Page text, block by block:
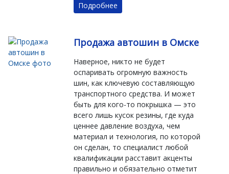
Подробнее
Продажа автошин в Омске
Наверное, никто не будет
оспаривать огромную важность
шин, как ключевую составляющую
транспортного средства. И может
быть для кого-то покрышка — это
всего лишь кусок резины, где куда
ценнее давление воздуха, чем
материал и технология, по которой
он сделан, то специалист любой
квалификации расставит акценты
правильно и обязательно отметит